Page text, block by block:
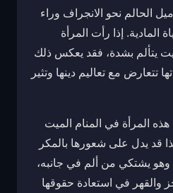
الحالم نحو الانجراف وراء
المادية. إذا رأت المرأة
يتألم بشدة، فقد يعكس ذلك
تتعارض مع تعاليم دينها وتثير
المرأة في المنام الميت
قد يدل على شعورها بالمكر
وهو يشتكي من ألم في جانبه،
والقهر في استعادة حقوقها